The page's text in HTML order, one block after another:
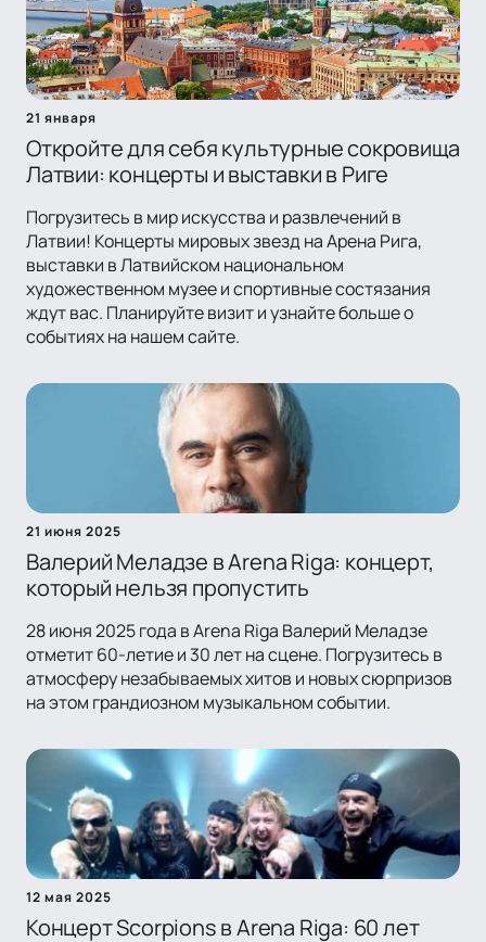
21 января
Откройте для себя культурные сокровища
Латвии: концерты и выставки в Риге
Погрузитесь в мир искусства и развлечений в
Латвии! Концерты мировых звезд на Арена Рига,
выставки в Латвийском национальном
художественном музее и спортивные состязания
ждут вас. Планируйте визит и узнайте больше о
событиях на нашем сайте.
21 июня 2025
Валерий Меладзе в Arena Riga: концерт,
который нельзя пропустить
28 июня 2025 года в Arena Riga Валерий Меладзе
отметит 60-летие и 30 лет на сцене. Погрузитесь в
атмосферу незабываемых хитов и новых сюрпризов
на этом грандиозном музыкальном событии.
12 мая 2025
Концерт Scorpions в Arena Riga: 60 лет